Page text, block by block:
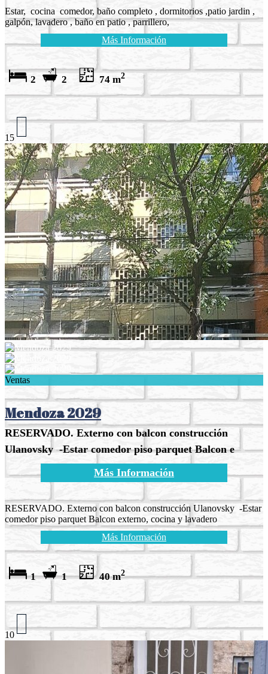
Estar, cocina comedor, baño completo , dormitorios ,patio jardin ,
galpón, lavadero , baño en patio , parrillero,
Más Información
2 2 74 m2
15
Ventas
Mendoza 2029
RESERVADO. Externo con balcon construcción
Ulanovsky -Estar comedor piso parquet Balcon e
Más Información
RESERVADO. Externo con balcon construcción Ulanovsky -Estar
comedor piso parquet Balcon externo, cocina y lavadero
Más Información
1 1 40 m2
10